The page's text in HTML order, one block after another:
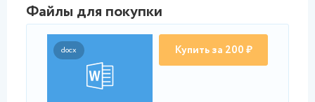
Файлы для покупки
docx Купить за 200 ₽